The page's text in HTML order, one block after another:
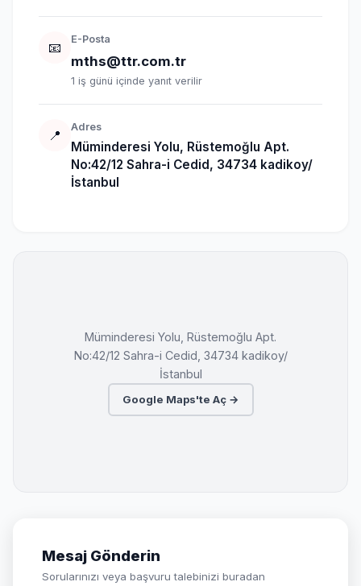
📧 E-Posta
mths@ttr.com.tr
1 iş günü içinde yanıt verilir
📍 Adres
Müminderesi Yolu, Rüstemoğlu Apt.
No:42/12 Sahra-i Cedid, 34734 kadikoy/
İstanbul
Müminderesi Yolu, Rüstemoğlu Apt.
No:42/12 Sahra-i Cedid, 34734 kadikoy/
İstanbul
Google Maps'te Aç →
Mesaj Gönderin
Sorularınızı veya başvuru talebinizi buradan